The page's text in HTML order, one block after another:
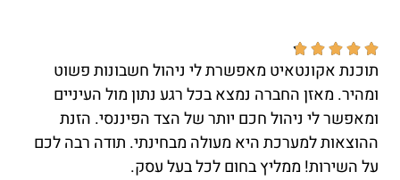





תוכנת אקונטאיט מאפשרת לי ניהול חשבונות פשוט
ומהיר. מאזן החברה נמצא בכל רגע נתון מול העיניים
ומאפשר לי ניהול חכם יותר של הצד הפיננסי. הזנת
ההוצאות למערכת היא מעולה מבחינתי. תודה רבה לכם
על השירות! ממליץ בחום לכל בעל עסק.